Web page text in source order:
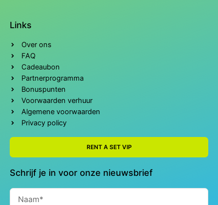
Links
Over ons
FAQ
Cadeaubon
Partnerprogramma
Bonuspunten
Voorwaarden verhuur
Algemene voorwaarden
Privacy policy
RENT A SET VIP
Schrijf je in voor onze nieuwsbrief
Naam